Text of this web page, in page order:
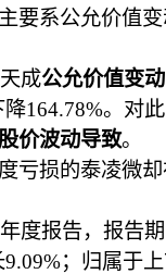
系公允价值变
成公允价值变
164.78%。对
价波动导致。
损的泰凌微却
报告，报告
；归属于